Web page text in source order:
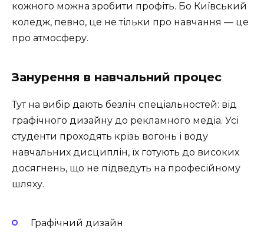
кожного можна зробити профіть. Бо Київський
коледж, певно, це не тільки про навчання — це
про атмосферу.
Занурення в навчальний процес
Тут на вибір дають безліч спеціальностей: від
графічного дизайну до рекламного медіа. Усі
студенти проходять крізь вогонь і воду
навчальних дисциплін, їх готують до високих
досягнень, що не підведуть на професійному
шляху.
Графічний дизайн